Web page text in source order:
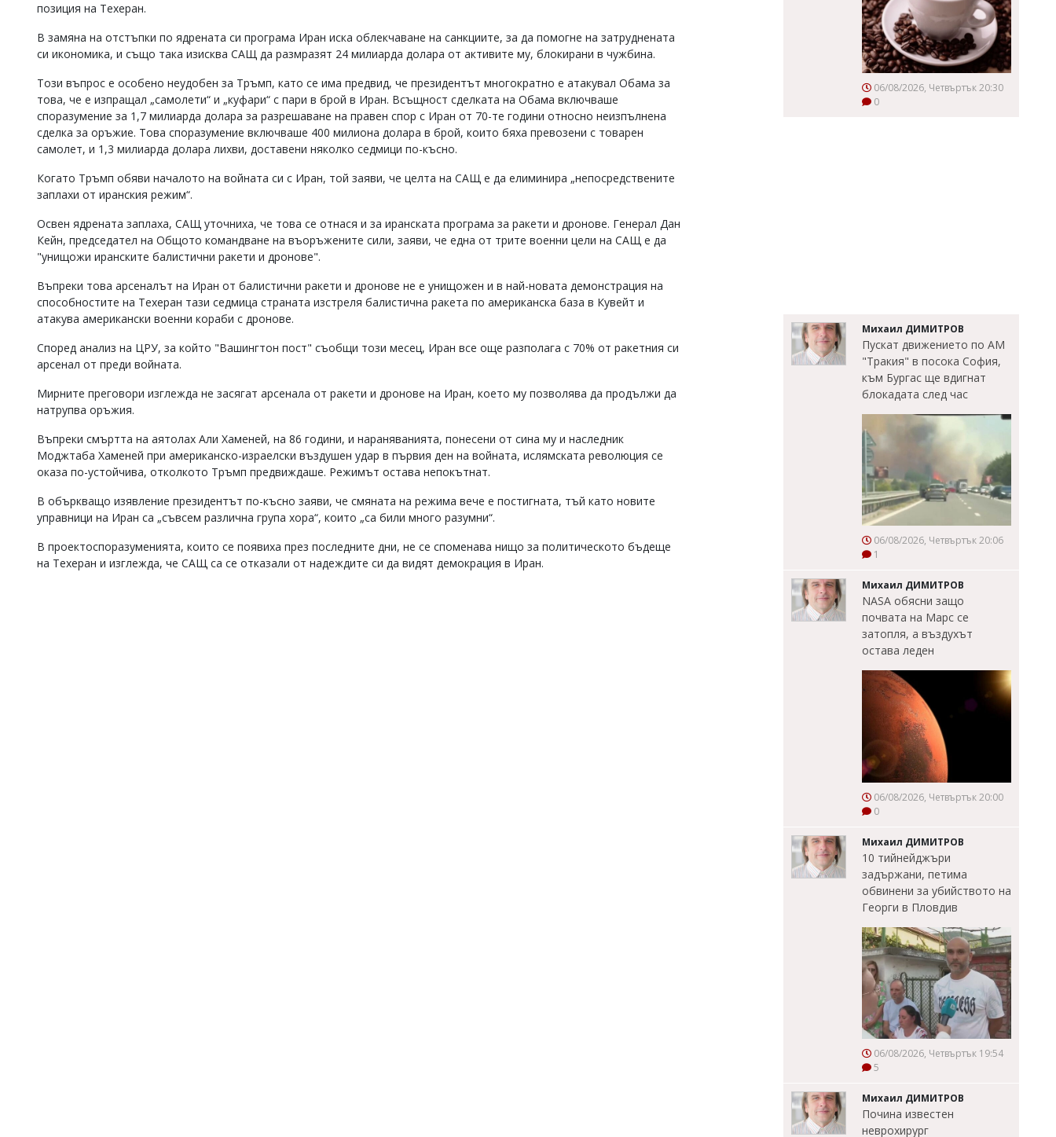
позиция на Техеран.
В замяна на отстъпки по ядрената си програма Иран иска облекчаване на санкциите, за да помогне на затруднената
си икономика, и също така изисква САЩ да размразят 24 милиарда долара от активите му, блокирани в чужбина.
Този въпрос е особено неудобен за Тръмп, като се има предвид, че президентът многократно е атакувал Обама за
това, че е изпращал „самолети“ и „куфари“ с пари в брой в Иран. Всъщност сделката на Обама включваше
споразумение за 1,7 милиарда долара за разрешаване на правен спор с Иран от 70-те години относно неизпълнена
сделка за оръжие. Това споразумение включваше 400 милиона долара в брой, които бяха превозени с товарен
самолет, и 1,3 милиарда долара лихви, доставени няколко седмици по-късно.
Когато Тръмп обяви началото на войната си с Иран, той заяви, че целта на САЩ е да елиминира „непосредствените
заплахи от иранския режим“.
Освен ядрената заплаха, САЩ уточниха, че това се отнася и за иранската програма за ракети и дронове. Генерал Дан
Кейн, председател на Общото командване на въоръжените сили, заяви, че една от трите военни цели на САЩ е да
"унищожи иранските балистични ракети и дронове".
Въпреки това арсеналът на Иран от балистични ракети и дронове не е унищожен и в най-новата демонстрация на
способностите на Техеран тази седмица страната изстреля балистична ракета по американска база в Кувейт и
атакува американски военни кораби с дронове.
Според анализ на ЦРУ, за който "Вашингтон пост" съобщи този месец, Иран все още разполага с 70% от ракетния си
арсенал от преди войната.
Мирните преговори изглежда не засягат арсенала от ракети и дронове на Иран, което му позволява да продължи да
натрупва оръжия.
Въпреки смъртта на аятолах Али Хаменей, на 86 години, и нараняванията, понесени от сина му и наследник
Моджтаба Хаменей при американско-израелски въздушен удар в първия ден на войната, ислямската революция се
оказа по-устойчива, отколкото Тръмп предвиждаше. Режимът остава непокътнат.
В объркващо изявление президентът по-късно заяви, че смяната на режима вече е постигната, тъй като новите
управници на Иран са „съвсем различна група хора“, които „са били много разумни“.
В проектоспоразуменията, които се появиха през последните дни, не се споменава нищо за политическото бъдеще
на Техеран и изглежда, че САЩ са се отказали от надеждите си да видят демокрация в Иран.
06/08/2026, Четвъртък 20:30
0
Михаил ДИМИТРОВ
Пускат движението по АМ
"Тракия" в посока София,
към Бургас ще вдигнат
блокадата след час
06/08/2026, Четвъртък 20:06
1
Михаил ДИМИТРОВ
NASA обясни защо
почвата на Марс се
затопля, а въздухът
остава леден
06/08/2026, Четвъртък 20:00
0
Михаил ДИМИТРОВ
10 тийнейджъри
задържани, петима
обвинени за убийството на
Георги в Пловдив
06/08/2026, Четвъртък 19:54
5
Михаил ДИМИТРОВ
Почина известен
неврохирург